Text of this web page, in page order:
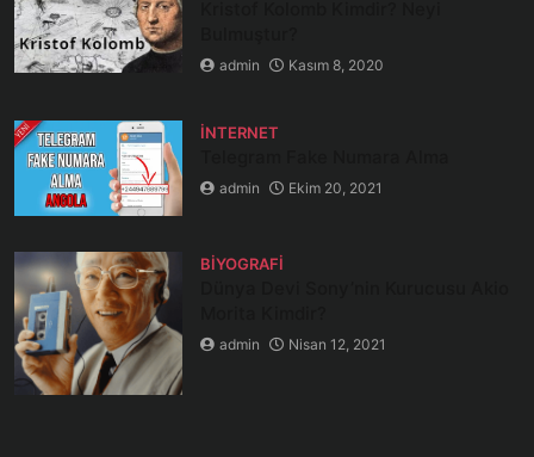
admin Kasım 8, 2020
İNTERNET
admin Ekim 20, 2021
BIYOGRAFI
admin Nisan 12, 2021